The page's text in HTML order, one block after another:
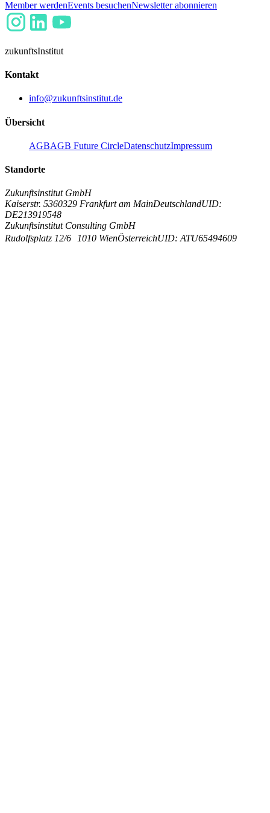
Member werdenEvents besuchenNewsletter abonnieren
zukunftsInstitut
Kontakt
info@zukunftsinstitut.de
Übersicht
AGBAGB Future CircleDatenschutzImpressum
Standorte
Zukunftsinstitut GmbH
Kaiserstr. 5360329 Frankfurt am MainDeutschlandUID:
DE213919548
Zukunftsinstitut Consulting GmbH
Rudolfsplatz 12/6
1010 WienÖsterreichUID: ATU65494609